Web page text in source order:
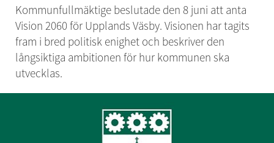
Kommunfullmäktige beslutade den 8 juni att anta
Vision 2060 för Upplands Väsby. Visionen har tagits
fram i bred politisk enighet och beskriver den
långsiktiga ambitionen för hur kommunen ska
utvecklas.